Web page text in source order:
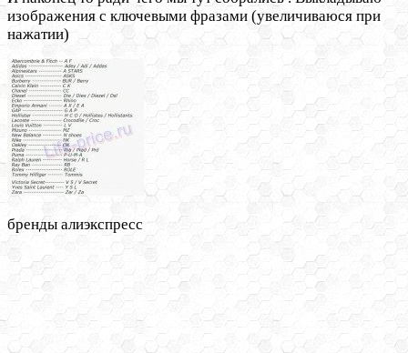
изображения с ключевыми фразами (увеличиваюся при
нажатии)
бренды алиэкспресс